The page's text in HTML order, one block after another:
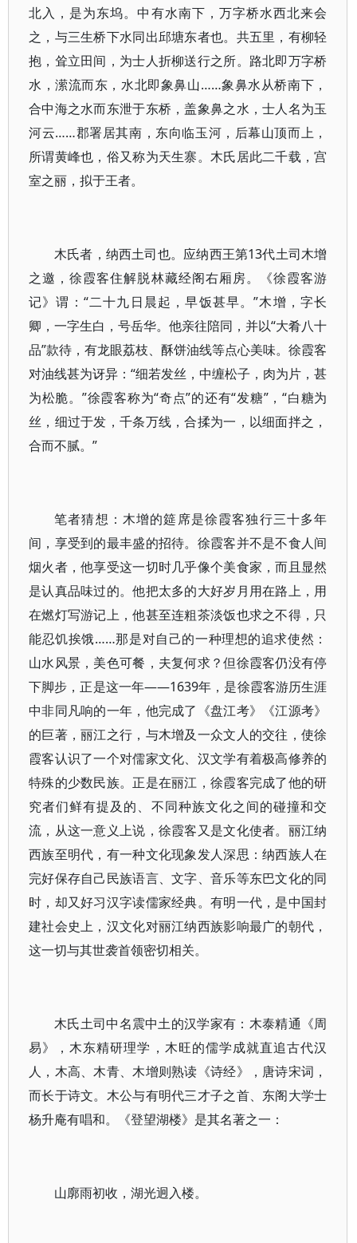
北入，是为东坞。中有水南下，万字桥水西北来会
之，与三生桥下水同出邱塘东者也。共五里，有柳轻
抱，耸立田间，为士人折柳送行之所。路北即万字桥
水，潆流而东，水北即象鼻山……象鼻水从桥南下，
合中海之水而东泄于东桥，盖象鼻之水，士人名为玉
河云……郡署居其南，东向临玉河，后幕山顶而上，
所谓黄峰也，俗又称为天生寨。木氏居此二千载，宫
室之丽，拟于王者。
木氏者，纳西土司也。应纳西王第13代土司木增
之邀，徐霞客住解脱林藏经阁右厢房。《徐霞客游
记》谓：“二十九日晨起，早饭甚早。”木增，字长
卿，一字生白，号岳华。他亲往陪同，并以“大肴八十
品”款待，有龙眼荔枝、酥饼油线等点心美味。徐霞客
对油线甚为讶异：“细若发丝，中缠松子，肉为片，甚
为松脆。”徐霞客称为“奇点”的还有“发糖”，“白糖为
丝，细过于发，千条万线，合揉为一，以细面拌之，
合而不腻。”
笔者猜想：木增的筵席是徐霞客独行三十多年
间，享受到的最丰盛的招待。徐霞客并不是不食人间
烟火者，他享受这一切时几乎像个美食家，而且显然
是认真品味过的。他把太多的大好岁月用在路上，用
在燃灯写游记上，他甚至连粗茶淡饭也求之不得，只
能忍饥挨饿……那是对自己的一种理想的追求使然：
山水风景，美色可餐，夫复何求？但徐霞客仍没有停
下脚步，正是这一年——1639年，是徐霞客游历生涯
中非同凡响的一年，他完成了《盘江考》《江源考》
的巨著，丽江之行，与木增及一众文人的交往，使徐
霞客认识了一个对儒家文化、汉文学有着极高修养的
特殊的少数民族。正是在丽江，徐霞客完成了他的研
究者们鲜有提及的、不同种族文化之间的碰撞和交
流，从这一意义上说，徐霞客又是文化使者。丽江纳
西族至明代，有一种文化现象发人深思：纳西族人在
完好保存自己民族语言、文字、音乐等东巴文化的同
时，却又好习汉字读儒家经典。有明一代，是中国封
建社会史上，汉文化对丽江纳西族影响最广的朝代，
这一切与其世袭首领密切相关。
木氏土司中名震中土的汉学家有：木泰精通《周
易》，木东精研理学，木旺的儒学成就直追古代汉
人，木高、木青、木增则熟读《诗经》，唐诗宋词，
而长于诗文。木公与有明代三才子之首、东阁大学士
杨升庵有唱和。《登望湖楼》是其名著之一：
山廓雨初收，湖光迥入楼。